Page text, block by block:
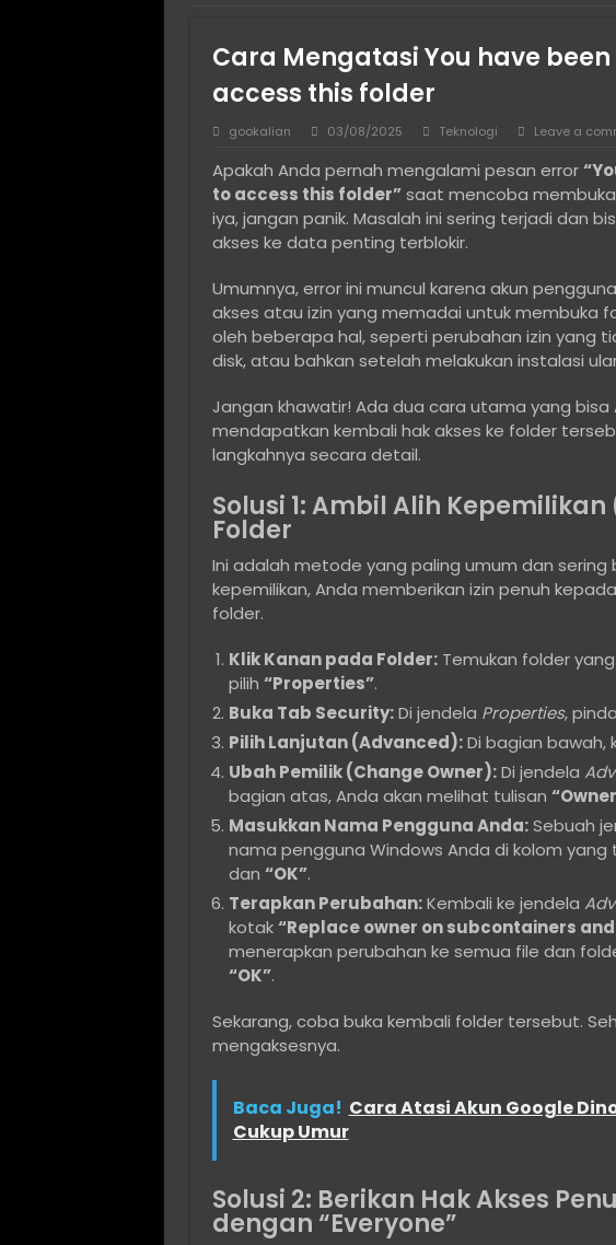
Cara Install Ulang Windows 10/11 di
Solusi Hosting Terjangkau untuk
Jasa Komentar Sosial Media yang Bantu
Cara Menjaga Privasi Digital Tanpa Harus
Cara Mengatasi You have
access this folder
gookalian 03/08/2025 Teknologi Leave a
Apakah Anda pernah mengalami pesan error
to access this folder”saat mencoba membuka
iya, jangan panik. Masalah ini sering terjadi dan
akses ke data penting terblokir.
Umumnya, error ini muncul karena akun
akses atau izin yang memadai untuk membuka
oleh beberapa hal, seperti perubahan izin yang
disk, atau bahkan setelah melakukan instalasi
Jangan khawatir! Ada dua cara utama yang bisa
mendapatkan kembali hak akses ke folder
langkahnya secara detail.
Solusi 1: Ambil Alih
Folder
Ini adalah metode yang paling umum dan sering
kepemilikan, Anda memberikan izin penuh
folder.
Klik Kanan pada Folder:Temukan folder yang
pilih “Properties”.
Buka Tab Security:Di jendela Properties,
Pilih Lanjutan (Advanced):Di bagian bawah,
Ubah Pemilik (Change Owner):Di jendela
bagian atas, Anda akan melihat tulisan
Masukkan Nama Pengguna Anda:Sebuah
nama pengguna Windows Anda di kolom yang
dan “OK”.
Terapkan Perubahan:Kembali ke jendela
kotak“Replace owner on subcontainers
menerapkan perubahan ke semua file dan
“OK”.
Sekarang, coba buka kembali folder tersebut.
mengaksesnya.
Baca Juga! Cara Atasi Akun Google
Cukup Umur
Solusi 2: Berikan Hak Akses
dengan “Everyone”